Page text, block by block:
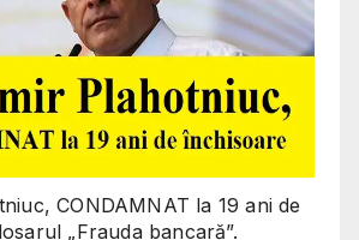
CONDAMNAT la 19 ani de
„Frauda bancară”.